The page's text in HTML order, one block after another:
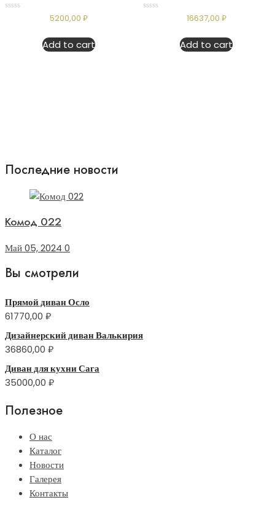
5200,00 ₽
Add to cart
16637,00 ₽
Add to cart
Последние новости
Комод 022
Май 05, 2024 0
Вы смотрели
Прямой диван Осло
61770,00 ₽
Дизайнерский диван Валькирия
36860,00 ₽
Диван для кухни Сага
35000,00 ₽
Полезное
О нас
Каталог
Новости
Галерея
Контакты